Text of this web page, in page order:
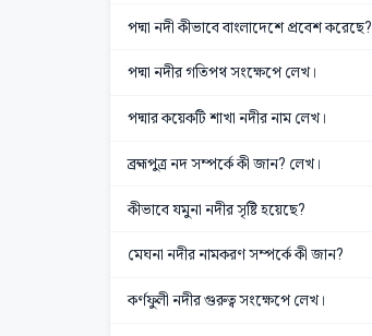
পদ্মা নদী কীভাবে বাংলাদেশে প্রবেশ করেছে?
পদ্মা নদীর গতিপথ সংক্ষেপে লেখ।
পদ্মার কয়েকটি শাখা নদীর নাম লেখ।
ব্রহ্মপুত্র নদ সম্পর্কে কী জান? লেখ।
কীভাবে যমুনা নদীর সৃষ্টি হয়েছে?
মেঘনা নদীর নামকরণ সম্পর্কে কী জান?
কর্ণফুলী নদীর গুরুত্ব সংক্ষেপে লেখ।